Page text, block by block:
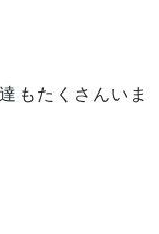
もたくさんいま